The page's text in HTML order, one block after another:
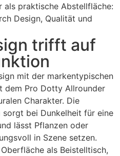
praktische Abstellfläche:
Design, Qualität und
trifft auf
mit der markentypischen
dem Pro Dotty Allrounder
Charakter. Die
bei Dunkelheit für eine
lässt Pflanzen oder
in Szene setzen.
als Beistelltisch,